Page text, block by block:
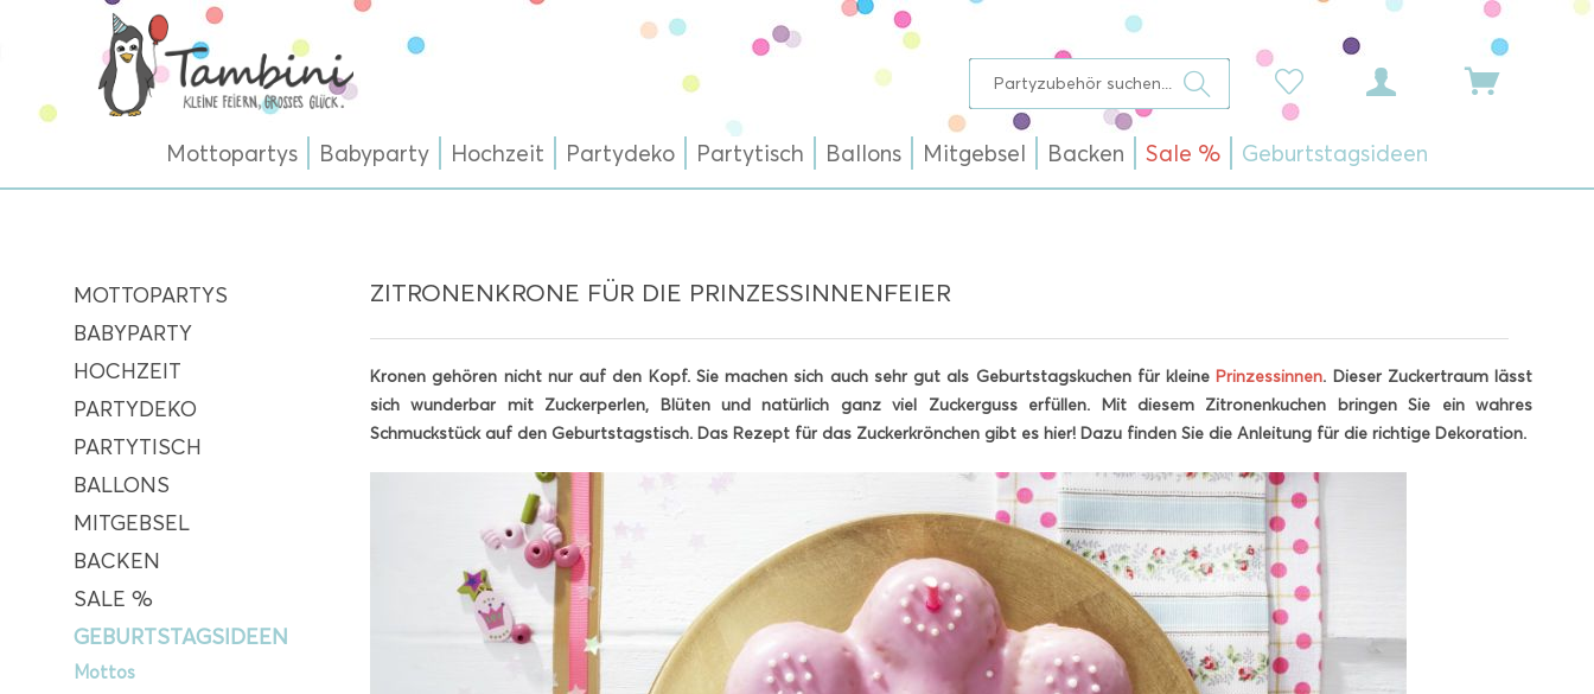
Mottopartys Babyparty Hochzeit Partydeko Partytisch Ballons Mitgebsel Backen Sale % Geburtstagsideen
MOTTOPARTYS
BABYPARTY
HOCHZEIT
PARTYDEKO
PARTYTISCH
BALLONS
MITGEBSEL
BACKEN
SALE %
GEBURTSTAGSIDEEN
Mottos
ZITRONENKRONE FÜR DIE PRINZESSINNENFEIER
Kronen gehören nicht nur auf den Kopf. Sie machen sich auch sehr gut als Geburtstagskuchen für kleine Prinzessinnen. Dieser Zuckertraum lässt
sich wunderbar mit Zuckerperlen, Blüten und natürlich ganz viel Zuckerguss erfüllen. Mit diesem Zitronenkuchen bringen Sie ein wahres
Schmuckstück auf den Geburtstagstisch. Das Rezept für das Zuckerkrönchen gibt es hier! Dazu finden Sie die Anleitung für die richtige Dekoration.